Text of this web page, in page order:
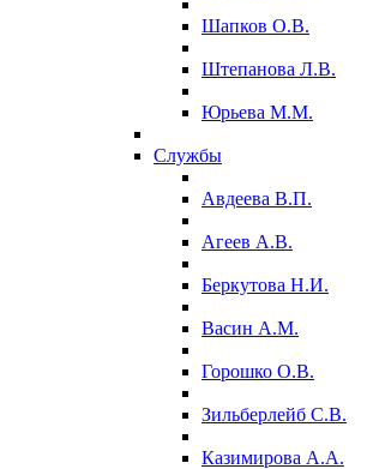
Шапков О.В.
Штепанова Л.В.
Юрьева М.М.
Службы
Авдеева В.П.
Агеев А.В.
Беркутова Н.И.
Васин А.М.
Горошко О.В.
Зильберлейб С.В.
Казимирова А.А.